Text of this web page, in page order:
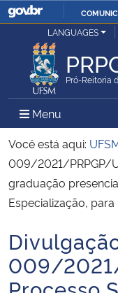
Ministério da Justiça e
Ministério da Defesa
Ministério das Relações
Ministério da Economia
Ministério da Infraestrutura
Ministério da Agricultura,
Ministério da Educação
LANGUAGES
Pró-Reitoria
Menu Menu
Você está aqui:
009/2021/PRPGP/
graduação
Especialização, para
Início do conteúdo
009/